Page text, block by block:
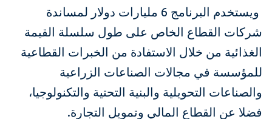
ويستخدم البرنامج 6 مليارات دولار لمساندة
شركات القطاع الخاص على طول سلسلة القيمة
الغذائية من خلال الاستفادة من الخبرات القطاعية
للمؤسسة في مجالات الصناعات الزراعية
والصناعات التحويلية والبنية التحتية والتكنولوجيا،
فضلا عن القطاع المالي وتمويل التجارة.